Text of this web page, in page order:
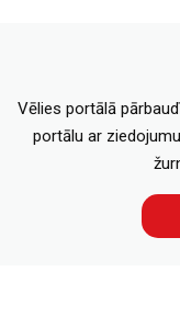
Vēlies portālā
portālu ar